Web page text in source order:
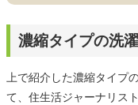
濃縮タイプの洗
上で紹介した濃縮タイプ
て、住生活ジャーナリス